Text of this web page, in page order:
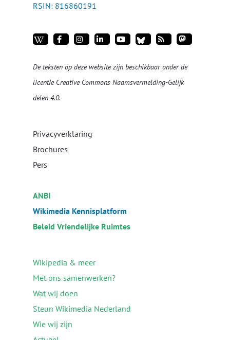
RSIN: 816860191
De teksten op deze website zijn beschikbaar onder de
licentie Creative Commons Naamsvermelding-Gelijk
delen 4.0.
Privacyverklaring
Brochures
Pers
ANBI
Wikimedia Kennisplatform
Beleid Vriendelijke Ruimtes
Wikipedia & meer
Met ons samenwerken?
Wat wij doen
Steun Wikimedia Nederland
Wie wij zijn